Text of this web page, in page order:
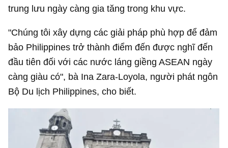
trung lưu ngày càng gia tăng trong khu vực.
"Chúng tôi xây dựng các giải pháp phù hợp để đảm
bảo Philippines trở thành điểm đến được nghĩ đến
đầu tiên đối với các nước láng giềng ASEAN ngày
càng giàu có", bà Ina Zara-Loyola, người phát ngôn
Bộ Du lịch Philippines, cho biết.